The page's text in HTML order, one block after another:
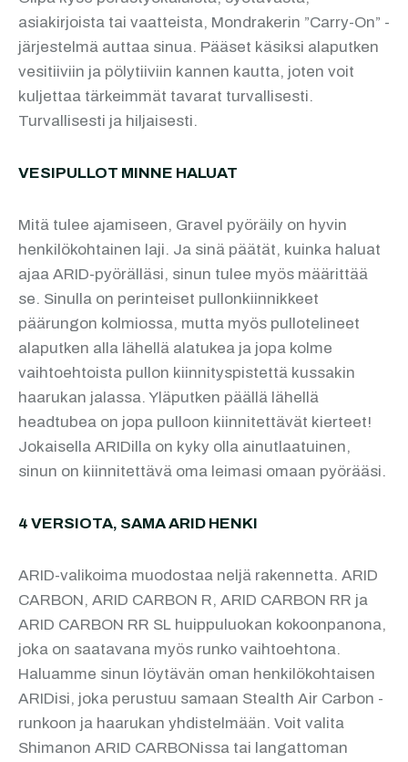
asiakirjoista tai vaatteista, Mondrakerin ”Carry-On” -
järjestelmä auttaa sinua. Pääset käsiksi alaputken
vesitiiviin ja pölytiiviin kannen kautta, joten voit
kuljettaa tärkeimmät tavarat turvallisesti.
Turvallisesti ja hiljaisesti.
VESIPULLOT MINNE HALUAT
Mitä tulee ajamiseen, Gravel pyöräily on hyvin
henkilökohtainen laji. Ja sinä päätät, kuinka haluat
ajaa ARID-pyörälläsi, sinun tulee myös määrittää
se. Sinulla on perinteiset pullonkiinnikkeet
päärungon kolmiossa, mutta myös pullotelineet
alaputken alla lähellä alatukea ja jopa kolme
vaihtoehtoista pullon kiinnityspistettä kussakin
haarukan jalassa. Yläputken päällä lähellä
headtubea on jopa pulloon kiinnitettävät kierteet!
Jokaisella ARIDilla on kyky olla ainutlaatuinen,
sinun on kiinnitettävä oma leimasi omaan pyörääsi.
4 VERSIOTA, SAMA ARID HENKI
ARID-valikoima muodostaa neljä rakennetta. ARID
CARBON, ARID CARBON R, ARID CARBON RR ja
ARID CARBON RR SL huippuluokan kokoonpanona,
joka on saatavana myös runko vaihtoehtona.
Haluamme sinun löytävän oman henkilökohtaisen
ARIDisi, joka perustuu samaan Stealth Air Carbon -
runkoon ja haarukan yhdistelmään. Voit valita
Shimanon ARID CARBONissa tai langattoman